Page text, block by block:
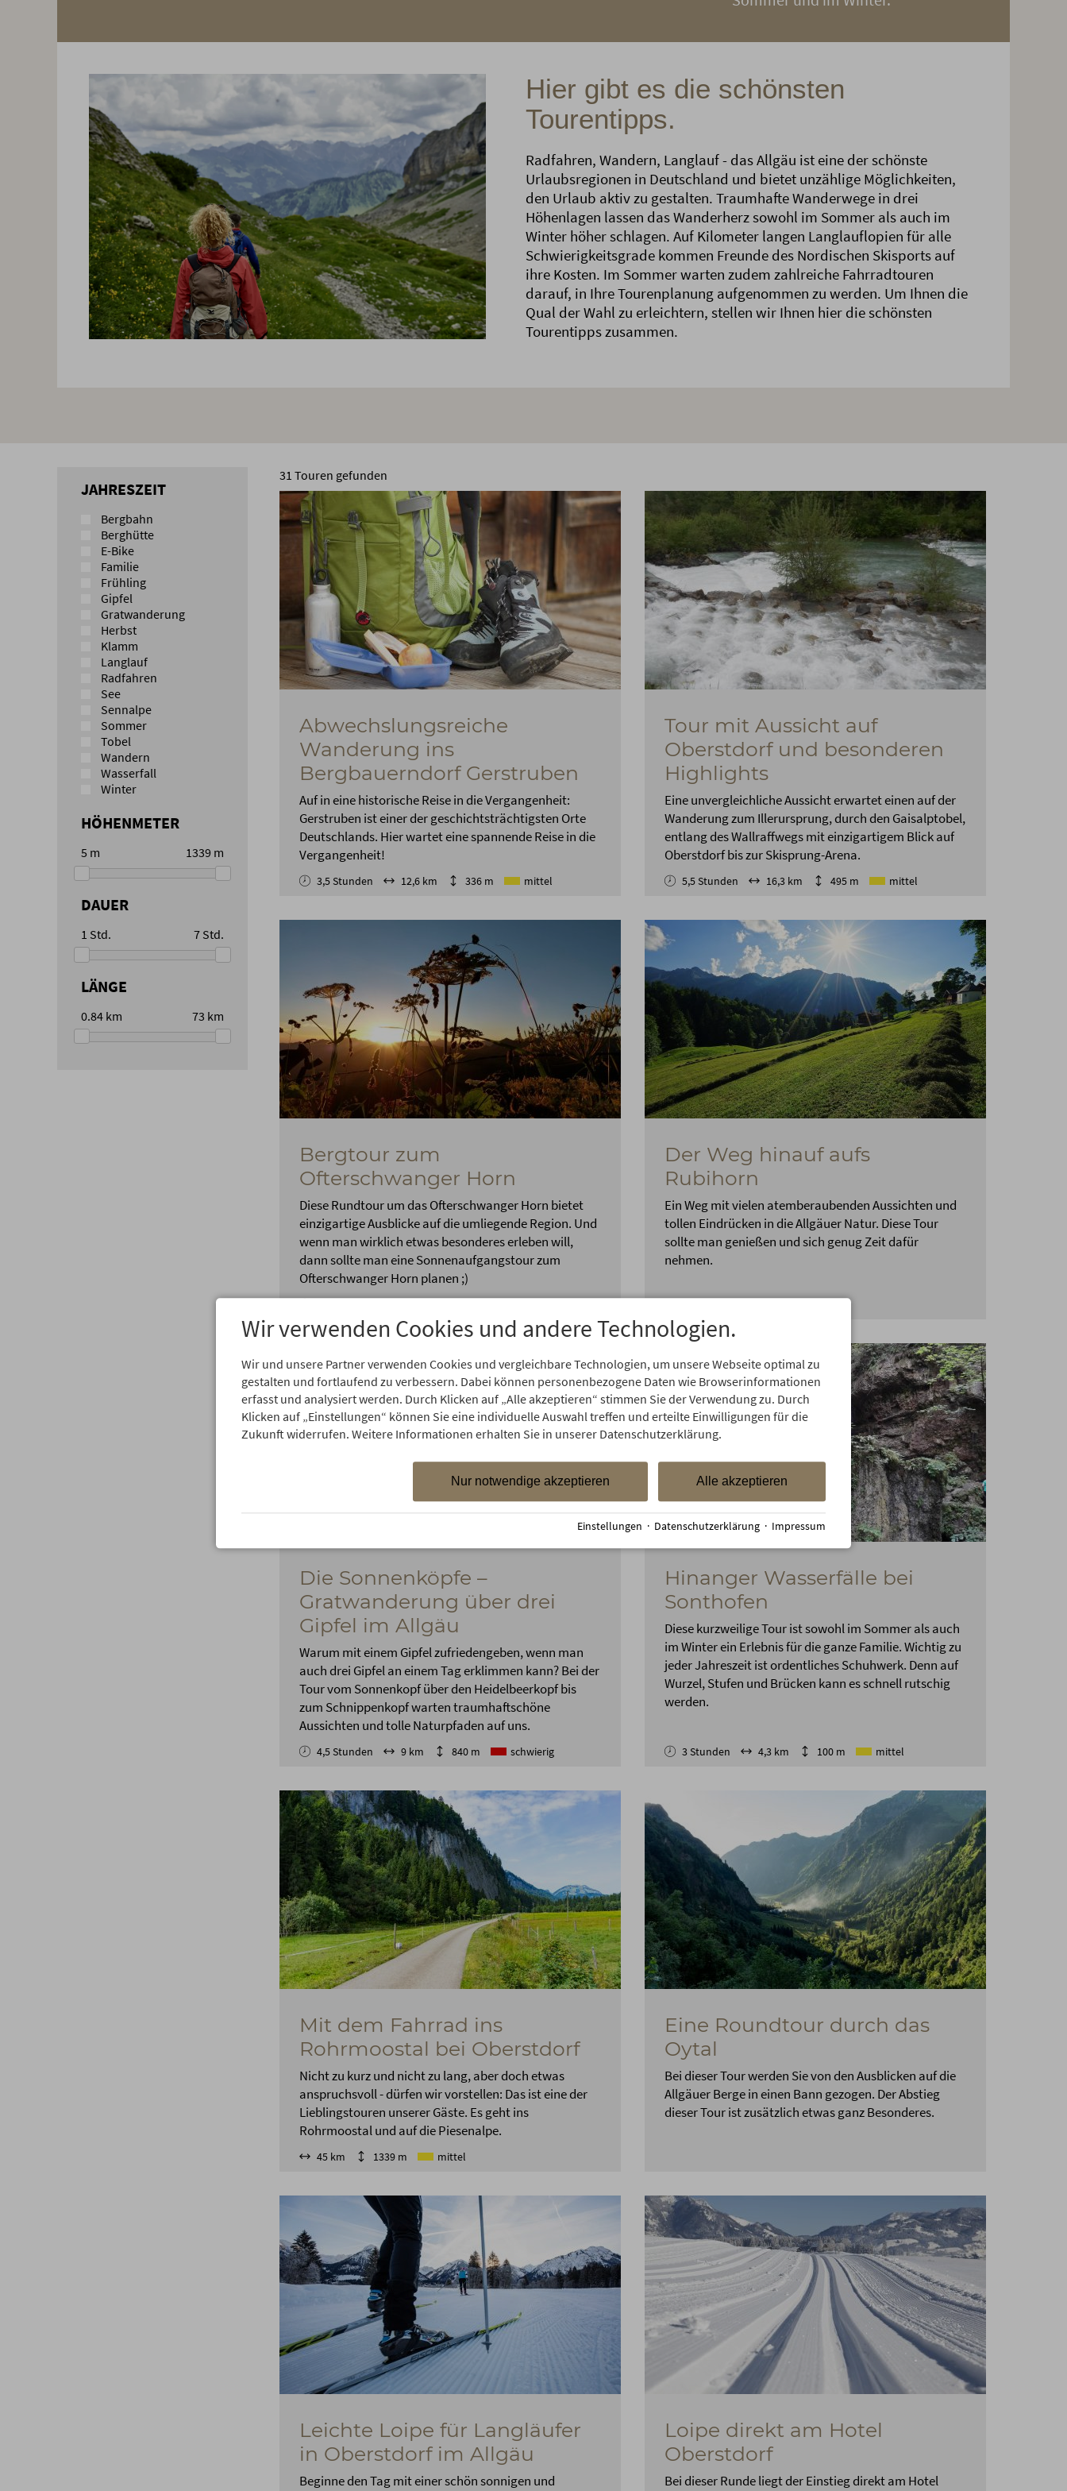
Hier gibt es die schönsten
Tourentipps.
Radfahren, Wandern, Langlauf - das Allgäu ist eine der schönste
Urlaubsregionen in Deutschland und bietet unzählige Möglichkeiten,
den Urlaub aktiv zu gestalten. Traumhafte Wanderwege in drei
Höhenlagen lassen das Wanderherz sowohl im Sommer als auch im
Winter höher schlagen. Auf Kilometer langen Langlauflopien für alle
Schwierigkeitsgrade kommen Freunde des Nordischen Skisports auf
ihre Kosten. Im Sommer warten zudem zahlreiche Fahrradtouren
darauf, in Ihre Tourenplanung aufgenommen zu werden. Um Ihnen die
Qual der Wahl zu erleichtern, stellen wir Ihnen hier die schönsten
Tourentipps zusammen.
JAHRESZEIT
Bergbahn
Berghütte
E-Bike
Familie
Frühling
Gipfel
Gratwanderung
Herbst
Klamm
Langlauf
Radfahren
See
Sennalpe
Sommer
Tobel
Wandern
Wasserfall
Winter
HÖHENMETER
5 m 1339 m
DAUER
1 Std. 7 Std.
LÄNGE
0.84 km 73 km
31 Touren gefunden
Abwechslungsreiche
Wanderung ins
Bergbauerndorf Gerstruben
Auf in eine historische Reise in die Vergangenheit:
Gerstruben ist einer der geschichtsträchtigsten Orte
Deutschlands. Hier wartet eine spannende Reise in die
Vergangenheit!
3,5 Stunden 12,6 km 336 m mittel
Tour mit Aussicht auf
Oberstdorf und besonderen
Highlights
Eine unvergleichliche Aussicht erwartet einen auf der
Wanderung zum Illerursprung, durch den Gaisalptobel,
entlang des Wallraffwegs mit einzigartigem Blick auf
Oberstdorf bis zur Skisprung-Arena.
5,5 Stunden 16,3 km 495 m mittel
Bergtour zum
Ofterschwanger Horn
Diese Rundtour um das Ofterschwanger Horn bietet
einzigartige Ausblicke auf die umliegende Region. Und
wenn man wirklich etwas besonderes erleben will,
dann sollte man eine Sonnenaufgangstour zum
Ofterschwanger Horn planen ;)
Der Weg hinauf aufs
Rubihorn
Ein Weg mit vielen atemberaubenden Aussichten und
tollen Eindrücken in die Allgäuer Natur. Diese Tour
sollte man genießen und sich genug Zeit dafür
nehmen.
Die Sonnenköpfe –
Gratwanderung über drei
Gipfel im Allgäu
Warum mit einem Gipfel zufriedengeben, wenn man
auch drei Gipfel an einem Tag erklimmen kann? Bei der
Tour vom Sonnenkopf über den Heidelbeerkopf bis
zum Schnippenkopf warten traumhaftschöne
Aussichten und tolle Naturpfaden auf uns.
4,5 Stunden 9 km 840 m schwierig
Hinanger Wasserfälle bei
Sonthofen
Diese kurzweilige Tour ist sowohl im Sommer als auch
im Winter ein Erlebnis für die ganze Familie. Wichtig zu
jeder Jahreszeit ist ordentliches Schuhwerk. Denn auf
Wurzel, Stufen und Brücken kann es schnell rutschig
werden.
3 Stunden 4,3 km 100 m mittel
Mit dem Fahrrad ins
Rohrmoostal bei Oberstdorf
Nicht zu kurz und nicht zu lang, aber doch etwas
anspruchsvoll - dürfen wir vorstellen: Das ist eine der
Lieblingstouren unserer Gäste. Es geht ins
Rohrmoostal und auf die Piesenalpe.
45 km 1339 m mittel
Eine Roundtour durch das
Oytal
Bei dieser Tour werden Sie von den Ausblicken auf die
Allgäuer Berge in einen Bann gezogen. Der Abstieg
dieser Tour ist zusätzlich etwas ganz Besonderes.
Leichte Loipe für Langläufer
in Oberstdorf im Allgäu
Beginne den Tag mit einer schön sonnigen und
Loipe direkt am Hotel
Oberstdorf
Bei dieser Runde liegt der Einstieg direkt am Hotel
Wir verwenden Cookies und andere Technologien.
Wir und unsere Partner verwenden Cookies und vergleichbare Technologien, um unsere Webseite optimal zu
gestalten und fortlaufend zu verbessern. Dabei können personenbezogene Daten wie Browserinformationen
erfasst und analysiert werden. Durch Klicken auf „Alle akzeptieren“ stimmen Sie der Verwendung zu. Durch
Klicken auf „Einstellungen“ können Sie eine individuelle Auswahl treffen und erteilte Einwilligungen für die
Zukunft widerrufen. Weitere Informationen erhalten Sie in unserer Datenschutzerklärung.
Alle akzeptieren
Nur notwendige akzeptieren
Einstellungen · Datenschutzerklärung · Impressum